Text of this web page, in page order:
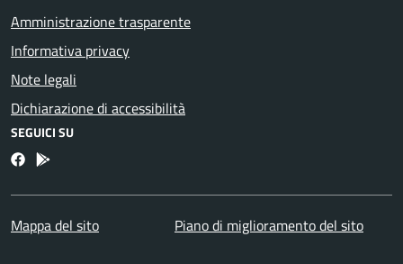
Amministrazione trasparente
Informativa privacy
Note legali
Dichiarazione di accessibilità
SEGUICI SU
FacebookBosa inApp
Mappa del sito Piano di miglioramento del sito